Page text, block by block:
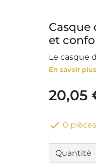
Casque
et
Le casque
En savoir plus
20,05
 0